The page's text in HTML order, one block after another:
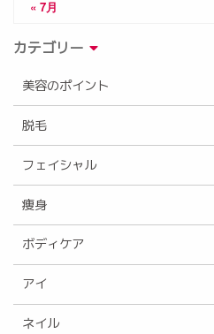
« 7月
カテゴリー
美容のポイント
脱毛
フェイシャル
痩身
ボディケア
アイ
ネイル